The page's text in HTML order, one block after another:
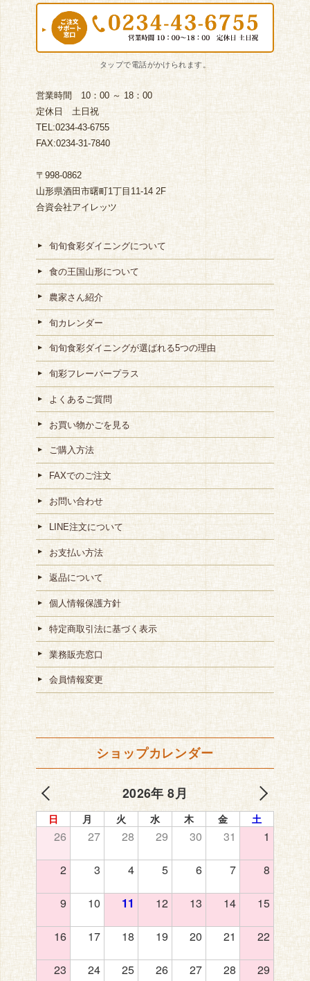
営業時間 10：00 ～ 18：00
定休日 土日祝
TEL:0234-43-6755
FAX:0234-31-7840
〒998-0862
山形県酒田市曙町1丁目11-14 2F
合資会社アイレッツ
旬旬食彩ダイニングについて
食の王国山形について
農家さん紹介
旬カレンダー
旬旬食彩ダイニングが選ばれる5つの理由
旬彩フレーバープラス
よくあるご質問
お買い物かごを見る
ご購入方法
FAXでのご注文
お問い合わせ
LINE注文について
お支払い方法
返品について
個人情報保護方針
特定商取引法に基づく表示
業務販売窓口
会員情報変更
ショップカレンダー
2026年 8月
日 月 火 水 木 金 土
26 27 28 29 30 31 1
2 3 4 5 6 7 8
9 10 11 12 13 14 15
16 17 18 19 20 21 22
23 24 25 26 27 28 29